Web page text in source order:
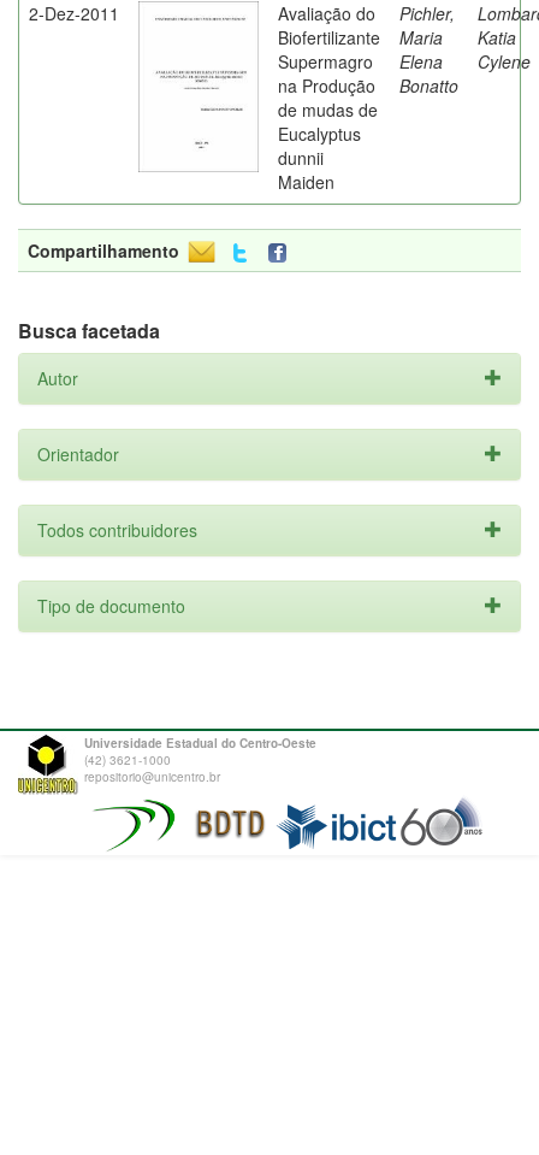
2-Dez-2011
Avaliação do
Biofertilizante
Supermagro
na Produção
de mudas de
Eucalyptus
dunnii
Maiden
Pichler,
Maria
Elena
Bonatto
Katia
Cylene
Compartilhamento
Busca facetada
Autor
Orientador
Todos contribuidores
Tipo de documento
Universidade Estadual do Centro-Oeste
(42) 3621-1000
repositorio@unicentro.br